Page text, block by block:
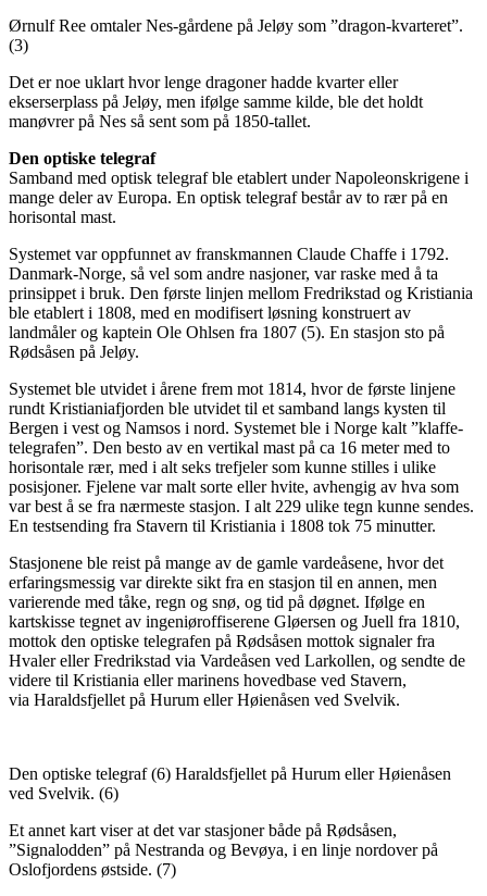
Ørnulf Ree omtaler Nes-gårdene på Jeløy som ”dragon-kvarteret”.
(3)
Det er noe uklart hvor lenge dragoner hadde kvarter eller
ekserserplass på Jeløy, men ifølge samme kilde, ble det holdt
manøvrer på Nes så sent som på 1850-tallet.
Den optiske telegraf
Samband med optisk telegraf ble etablert under Napoleonskrigene i
mange deler av Europa. En optisk telegraf består av to rær på en
horisontal mast.
Systemet var oppfunnet av franskmannen Claude Chaffe i 1792.
Danmark-Norge, så vel som andre nasjoner, var raske med å ta
prinsippet i bruk. Den første linjen mellom Fredrikstad og Kristiania
ble etablert i 1808, med en modifisert løsning konstruert av
landmåler og kaptein Ole Ohlsen fra 1807 (5). En stasjon sto på
Rødsåsen på Jeløy.
Systemet ble utvidet i årene frem mot 1814, hvor de første linjene
rundt Kristianiafjorden ble utvidet til et samband langs kysten til
Bergen i vest og Namsos i nord. Systemet ble i Norge kalt ”klaffe-
telegrafen”. Den besto av en vertikal mast på ca 16 meter med to
horisontale rær, med i alt seks trefjeler som kunne stilles i ulike
posisjoner. Fjelene var malt sorte eller hvite, avhengig av hva som
var best å se fra nærmeste stasjon. I alt 229 ulike tegn kunne sendes.
En testsending fra Stavern til Kristiania i 1808 tok 75 minutter.
Stasjonene ble reist på mange av de gamle vardeåsene, hvor det
erfaringsmessig var direkte sikt fra en stasjon til en annen, men
varierende med tåke, regn og snø, og tid på døgnet. Ifølge en
kartskisse tegnet av ingeniøroffiserene Gløersen og Juell fra 1810,
mottok den optiske telegrafen på Rødsåsen mottok signaler fra
Hvaler eller Fredrikstad via Vardeåsen ved Larkollen, og sendte de
videre til Kristiania eller marinens hovedbase ved Stavern,
via Haraldsfjellet på Hurum eller Høienåsen ved Svelvik.
Den optiske telegraf (6) Haraldsfjellet på Hurum eller Høienåsen
ved Svelvik. (6)
Et annet kart viser at det var stasjoner både på Rødsåsen,
”Signalodden” på Nestranda og Bevøya, i en linje nordover på
Oslofjordens østside. (7)